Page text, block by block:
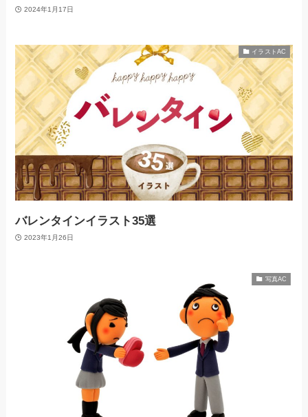
2024年1月17日
イラストAC
バレンタインイラスト35選
2023年1月26日
写真AC